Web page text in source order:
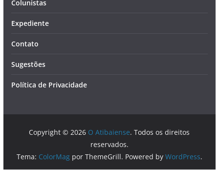
Colunistas
Expediente
Contato
Sugestões
Política de Privacidade
Copyright © 2026 O Atibaiense. Todos os direitos
reservados.
Tema: ColorMagpor ThemeGrill. Powered by WordPress.